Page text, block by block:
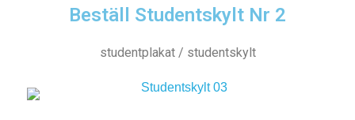
Beställ Studentskylt Nr 2
studentplakat / studentskylt